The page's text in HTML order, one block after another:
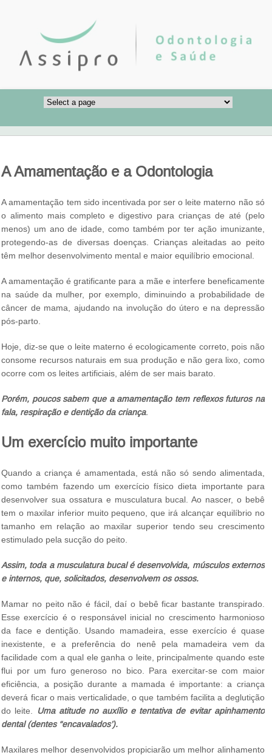
A Amamentação e a Odontologia
A amamentação tem sido incentivada por ser o leite materno não só
o alimento mais completo e digestivo para crianças de até (pelo
menos) um ano de idade, como também por ter ação imunizante,
protegendo-as de diversas doenças. Crianças aleitadas ao peito
têm melhor desenvolvimento mental e maior equilíbrio emocional.
A amamentação é gratificante para a mãe e interfere beneficamente
na saúde da mulher, por exemplo, diminuindo a probabilidade de
câncer de mama, ajudando na involução do útero e na depressão
pós-parto.
Hoje, diz-se que o leite materno é ecologicamente correto, pois não
consome recursos naturais em sua produção e não gera lixo, como
ocorre com os leites artificiais, além de ser mais barato.
Porém, poucos sabem que a amamentação tem reflexos futuros na
fala, respiração e dentição da criança.
Um exercício muito importante
Quando a criança é amamentada, está não só sendo alimentada,
como também fazendo um exercício físico dieta importante para
desenvolver sua ossatura e musculatura bucal. Ao nascer, o bebê
tem o maxilar inferior muito pequeno, que irá alcançar equilíbrio no
tamanho em relação ao maxilar superior tendo seu crescimento
estimulado pela sucção do peito.
Assim, toda a musculatura bucal é desenvolvida, músculos externos
e internos, que, solicitados, desenvolvem os ossos.
Mamar no peito não é fácil, daí o bebê ficar bastante transpirado.
Esse exercício é o responsável inicial no crescimento harmonioso
da face e dentição. Usando mamadeira, esse exercício é quase
inexistente, e a preferência do nenê pela mamadeira vem da
facilidade com a qual ele ganha o leite, principalmente quando este
flui por um furo generoso no bico. Para exercitar-se com maior
eficiência, a posição durante a mamada é importante: a criança
deverá ficar o mais verticalidade, o que também facilita a deglutição
do leite.
Uma atitude no auxílio e tentativa de evitar apinhamento
dental (dentes “encavalados’).
Maxilares melhor desenvolvidos propiciarão um melhor alinhamento